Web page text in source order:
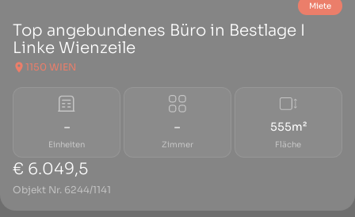
Miete
Top angebundenes Büro in Bestlage I
Linke Wienzeile
1150 WIEN
–
Einheiten
–
Zimmer
555m²
Fläche
€ 6.049,5
Objekt Nr. 6244/1141